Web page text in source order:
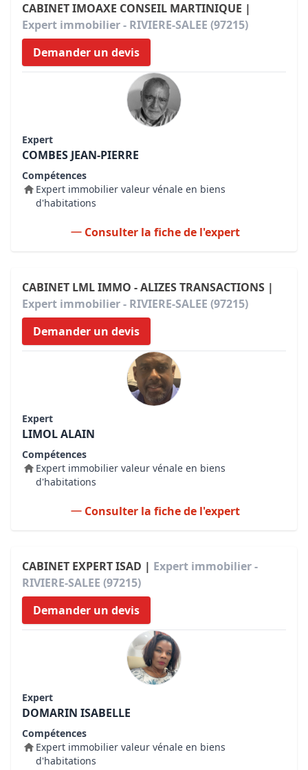
CABINET IMOAXE CONSEIL MARTINIQUE |
Expert immobilier - RIVIERE-SALEE (97215)
Demander un devis
Expert
COMBES JEAN-PIERRE
Compétences
Expert immobilier valeur vénale en biens
d'habitations
Consulter la fiche de l'expert
CABINET LML IMMO - ALIZES TRANSACTIONS |
Expert immobilier - RIVIERE-SALEE (97215)
Demander un devis
Expert
LIMOL ALAIN
Compétences
Expert immobilier valeur vénale en biens
d'habitations
Consulter la fiche de l'expert
CABINET EXPERT ISAD | Expert immobilier -
RIVIERE-SALEE (97215)
Demander un devis
Expert
DOMARIN ISABELLE
Compétences
Expert immobilier valeur vénale en biens
d'habitations